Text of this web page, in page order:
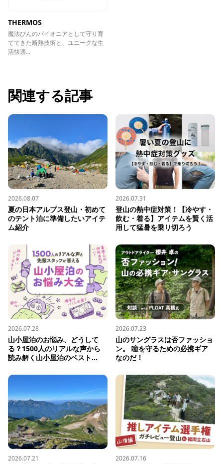
THERMOS
魔法びんのパイオニアとして守り育
ててきた断熱技術と、ユニークな生
活快適...
関連する記事
2026.08.07
夏の日本アルプス登山・初めて
のテント泊に準備したいアイテ
ム紹介
2026.07.31
登山の熱中症対策！【冷やす・
飲む・着る】アイテムを賢く活
用して猛暑を乗り切ろう
2026.07.28
山小屋泊のお悩み、どうして
る？1500人のリアルな声から
読み解く山小屋泊のベスト...
2026.07.23
山のサングラスは否ファッショ
ン。 瞳を守るための必携ギア
なのだ！
2026.07.21 2026.07.16